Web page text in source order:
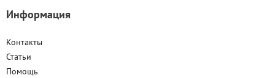
Информация
Контакты
Статьи
Помощь